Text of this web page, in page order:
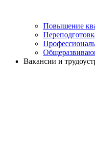
Повышение
Вакансии и